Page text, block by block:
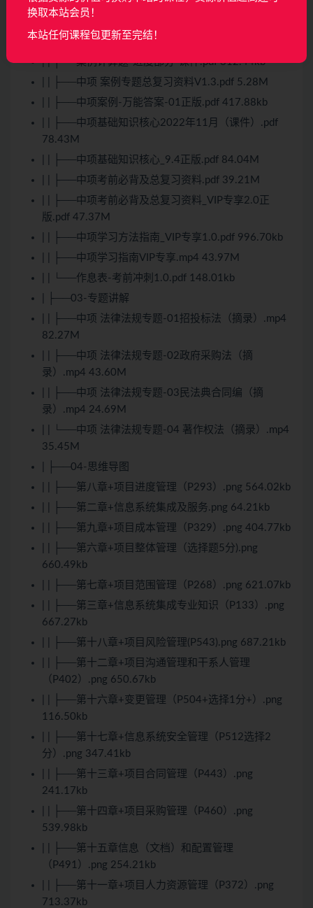
880.28kb
软考.pdf 692.17kb
| | ├──案例计算题-进度部分-课件.pdf 312.44kb
| | ├──中项 案例专题总复习资料V1.3.pdf 5.28M
| | ├──中项案例-万能答案-01正版.pdf 417.88kb
| | ├──中项基础知识核心2022年11月（课件）.pdf
78.43M
| | ├──中项基础知识核心_9.4正版.pdf 84.04M
| | ├──中项考前必背及总复习资料.pdf 39.21M
| | ├──中项考前必背及总复习资料_VIP专享2.0正
版.pdf 47.37M
| | ├──中项学习方法指南_VIP专享1.0.pdf 996.70kb
| | ├──中项学习指南VIP专享.mp4 43.97M
| | └──作息表-考前冲刺1.0.pdf 148.01kb
| ├──03-专题讲解
| | ├──中项 法律法规专题-01招投标法（摘录）.mp4
82.27M
| | ├──中项 法律法规专题-02政府采购法（摘
录）.mp4 43.60M
| | ├──中项 法律法规专题-03民法典合同编（摘
录）.mp4 24.69M
| | └──中项 法律法规专题-04 著作权法（摘录）.mp4
35.45M
| ├──04-思维导图
| | ├──第八章+项目进度管理（P293）.png 564.02kb
| | ├──第二章+信息系统集成及服务.png 64.21kb
| | ├──第九章+项目成本管理（P329）.png 404.77kb
| | ├──第六章+项目整体管理（选择题5分).png
660.49kb
| | ├──第七章+项目范围管理（P268）.png 621.07kb
| | ├──第三章+信息系统集成专业知识（P133）.png
667.27kb
| | ├──第十八章+项目风险管理(P543).png 687.21kb
| | ├──第十二章+项目沟通管理和干系人管理
（P402）.png 650.67kb
| | ├──第十六章+变更管理（P504+选择1分+）.png
116.50kb
| | ├──第十七章+信息系统安全管理（P512选择2
分）.png 347.41kb
| | ├──第十三章+项目合同管理（P443）.png
241.17kb
| | ├──第十四章+项目采购管理（P460）.png
539.98kb
| | ├──第十五章信息（文档）和配置管理
（P491）.png 254.21kb
| | ├──第十一章+项目人力资源管理（P372）.png
713.37kb
换取本站会员！
本站任何课程包更新至完结！